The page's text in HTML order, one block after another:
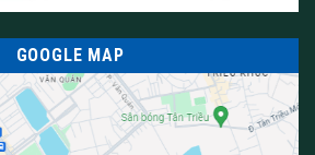
GOOGLE MAP